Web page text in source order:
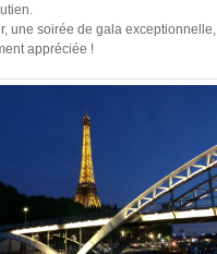
une soirée de gala exceptionnelle,
appréciée !